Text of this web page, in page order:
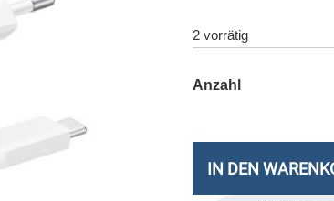
2 vorrätig
IN DEN